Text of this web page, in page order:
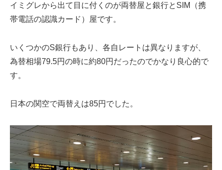
イミグレから出て目に付くのが両替屋と銀行とSIM（携
帯電話の認識カード）屋です。
いくつかのS銀行もあり、各自レートは異なりますが、
為替相場79.5円の時に約80円だったのでかなり良心的で
す。
日本の関空で両替えは85円でした。